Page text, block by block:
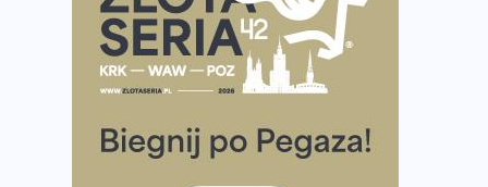
Już w ten weekend! Przed nami Nocny Portowy
Maraton i Półmaraton Szczeciński. Wszystko, co warto
Medal i koszulka 35. Biegu Powstania Warszawskiego.